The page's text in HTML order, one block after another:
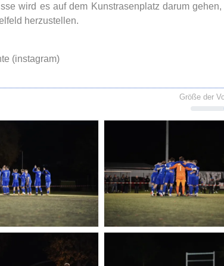
wird es auf dem Kunstrasenplatz darum
herzustellen.
(instagram)
Größe der